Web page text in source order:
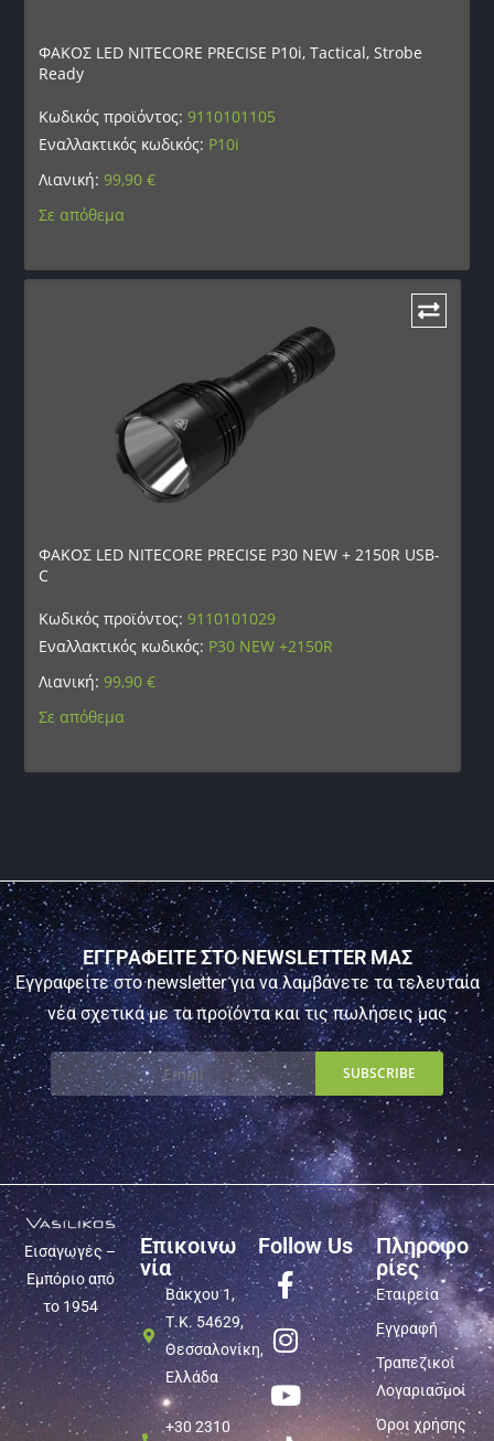
ΦΑΚΟΣ LED NITECORE PRECISE P10i, Tactical, Strobe
Ready
Κωδικός προϊόντος:9110101105
Εναλλακτικός κωδικός: P10i
Λιανική:99,90€
Σε απόθεμα
ΦΑΚΟΣ LED NITECORE PRECISE P30 NEW + 2150R USB-
C
Κωδικός προϊόντος:9110101029
Εναλλακτικός κωδικός: P30 NEW +2150R
Λιανική:99,90€
Σε απόθεμα
ΕΓΓΡΑΦΕΙΤΕ ΣΤΟ NEWSLETTER ΜΑΣ
Εγγραφείτε στο newsletter για να λαμβάνετε τα τελευταία
νέα σχετικά με τα προϊόντα και τις πωλήσεις μας
Εισαγωγές –
Εμπόριο από
το 1954
Επικοινω
νία
Βάκχου 1,
Τ.Κ. 54629,
Θεσσαλονίκη,
Ελλάδα
+30 2310
Follow Us
Πληροφο
ρίες
Εταιρεία
Εγγραφή
Τραπεζικοί
Λογαριασμοί
Όροι χρήσης